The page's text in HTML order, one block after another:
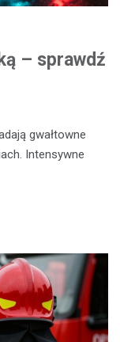
– sprawdź
gwałtowne
Intensywne